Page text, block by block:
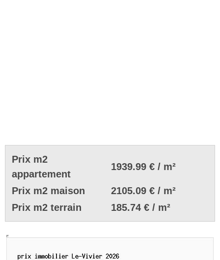
Prix m2
appartement
1939.99 € / m²
Prix m2 maison
2105.09 € / m²
Prix m2 terrain
185.74 € / m²